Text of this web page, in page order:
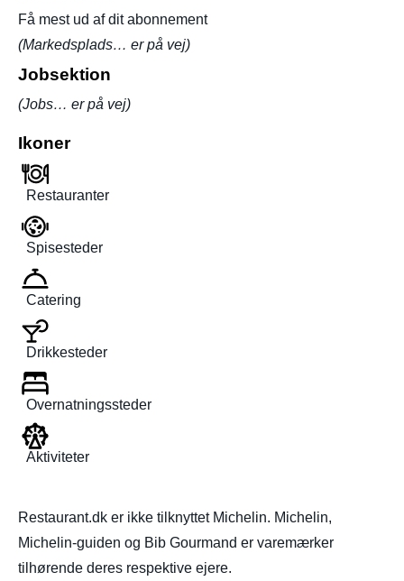
Få mest ud af dit abonnement
(Markedsplads… er på vej)
Jobsektion
(Jobs… er på vej)
Ikoner
Restauranter
Spisesteder
Catering
Drikkesteder
Overnatningssteder
Aktiviteter
Restaurant.dk er ikke tilknyttet Michelin. Michelin,
Michelin-guiden og Bib Gourmand er varemærker
tilhørende deres respektive ejere.